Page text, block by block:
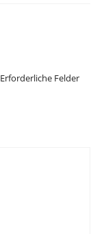
Erforderliche Felder